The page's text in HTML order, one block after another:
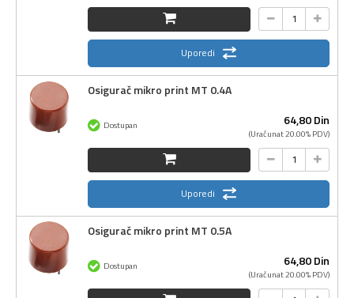
Uporedi
Osigurač mikro print MT 0.4A
64,80Din
(Uračunat 20.00% PDV)
Dostupan
Uporedi
Osigurač mikro print MT 0.5A
64,80Din
(Uračunat 20.00% PDV)
Dostupan